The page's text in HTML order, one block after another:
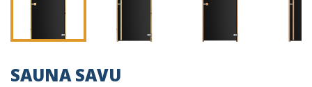
SAUNA SAVU